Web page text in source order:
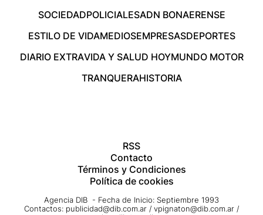
SOCIEDADPOLICIALESADN BONAERENSE
ESTILO DE VIDAMEDIOSEMPRESASDEPORTES
DIARIO EXTRAVIDA Y SALUD HOYMUNDO MOTOR
TRANQUERAHISTORIA
RSS
Contacto
Términos y Condiciones
Política de cookies
Agencia DIB - Fecha de Inicio: Septiembre 1993
Contactos: publicidad@dib.com.ar / vpignaton@dib.com.ar /